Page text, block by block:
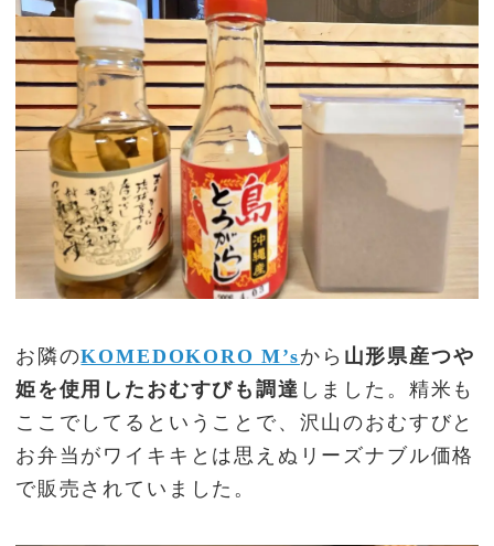
お隣のKOMEDOKORO M’sから 山形県産つや
姫を使用したおむすびも調達 しました。精米も
ここでしてるということで、沢山のおむすびと
お弁当がワイキキとは思えぬリーズナブル価格
で販売されていました。